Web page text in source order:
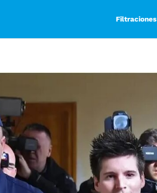
Filtraciones